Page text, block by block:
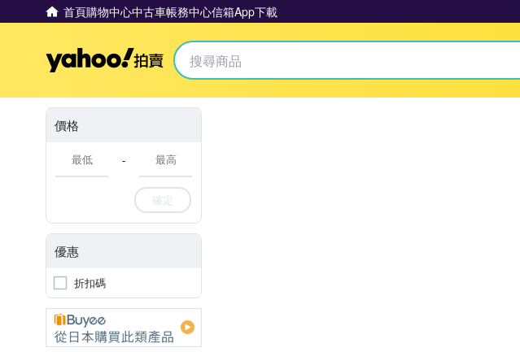
首頁購物中心中古車帳務中心信箱App下載
Yahoo拍賣
價格
-
確定
優惠
折扣碼